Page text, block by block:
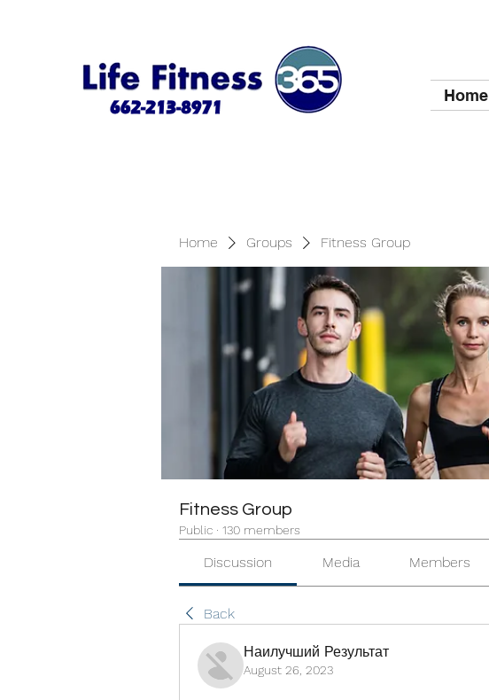
Home
Home Groups Fitness Group
Fitness Group
Public · 130 members
Discussion Media Members
Back
Наилучший Результат
August 26, 2023